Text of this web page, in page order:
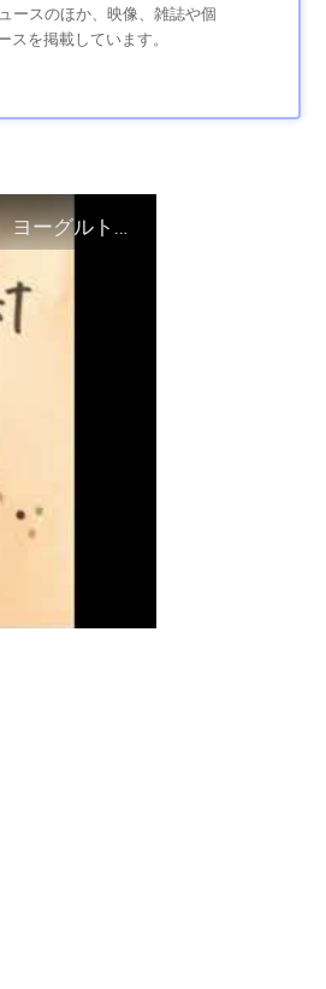
ースのほか、映像、雑誌や個
スを掲載しています。
第６１回！「BerryBreakBreakfastのオールスターズ直江津Radio」ヨーグルト田中とDJシューカイ #ラジオ